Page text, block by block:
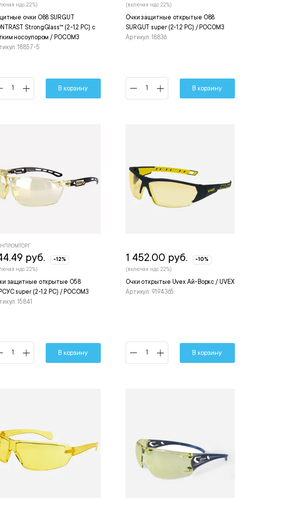
очки O88 SURGUT
StrongGlass™ (2-1,2 РС) с
носоупором / РОСОМЗ
18857-5
ндс 22%)
В корзину
Очки защитные открытые О88
SURGUT super (2-1,2 РС) / РОСОМЗ
Артикул: 18836
(включая ндс 22%)
В корзину
защитные открытые О58
super (2-1,2 PC) / РОСОМЗ
15841
руб.
-12%
ндс 22%)
В корзину
Очки открытые Uvex Ай-Воркс / UVEX
Артикул: 9194365
1 452.00 руб.
-10%
(включая ндс 22%)
В корзину